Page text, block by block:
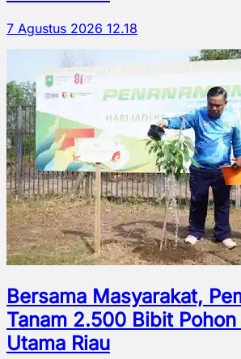
7 Agustus 2026 12.18
Bersama Masyarakat,
Tanam 2.500 Bibit
Utama Riau